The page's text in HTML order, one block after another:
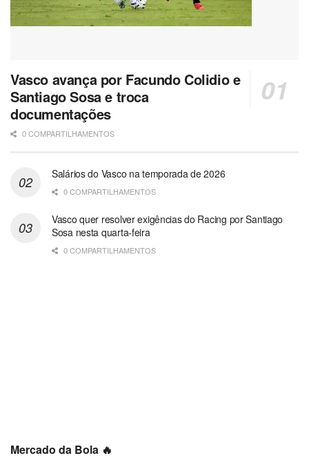
Vasco avança por Facundo Colidio e
Santiago Sosa e troca
documentações
0 COMPARTILHAMENTOS
Salários do Vasco na temporada de 2026
0 COMPARTILHAMENTOS
Vasco quer resolver exigências do Racing por Santiago
Sosa nesta quarta-feira
0 COMPARTILHAMENTOS
Mercado da Bola 🔥